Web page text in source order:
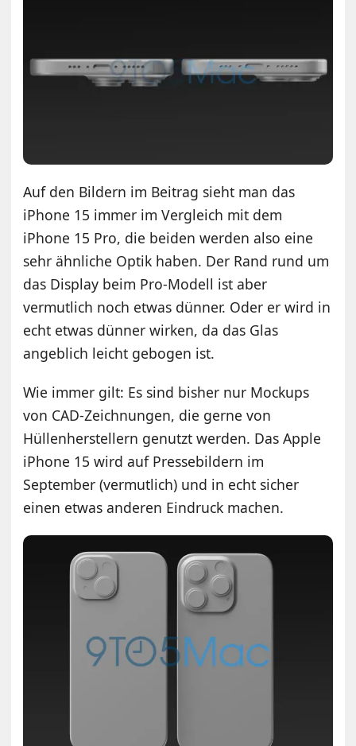
Auf den Bildern im Beitrag sieht man das
iPhone 15 immer im Vergleich mit dem
iPhone 15 Pro, die beiden werden also eine
sehr ähnliche Optik haben. Der Rand rund um
das Display beim Pro-Modell ist aber
vermutlich noch etwas dünner. Oder er wird in
echt etwas dünner wirken, da das Glas
angeblich leicht gebogen ist.
Wie immer gilt: Es sind bisher nur Mockups
von CAD-Zeichnungen, die gerne von
Hüllenherstellern genutzt werden. Das Apple
iPhone 15 wird auf Pressebildern im
September (vermutlich) und in echt sicher
einen etwas anderen Eindruck machen.